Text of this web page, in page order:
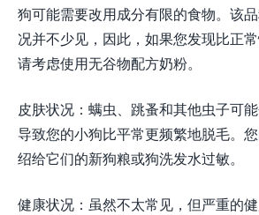
狗可能需要改用成分有限的食物。该
况并不少见，因此，如果您发现比正
请考虑使用无谷物配方奶粉。
皮肤状况：螨虫、跳蚤和其他虫子可
导致您的小狗比平常更频繁地脱毛。
绍给它们的新狗粮或狗洗发水过敏。
健康状况：虽然不太常见，但严重的健